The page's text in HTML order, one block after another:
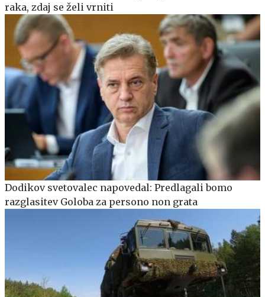
raka, zdaj se želi vrniti
Dodikov svetovalec napovedal: Predlagali bomo
razglasitev Goloba za persono non grata